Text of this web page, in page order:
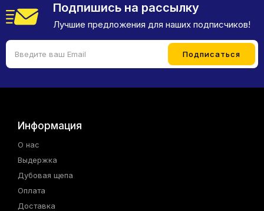
Подпишись на рассылку
Лучшие предложения для наших подписчиков!
Информация
О нас
Выдержка
Дубовая щепа
Оплата
Доставка